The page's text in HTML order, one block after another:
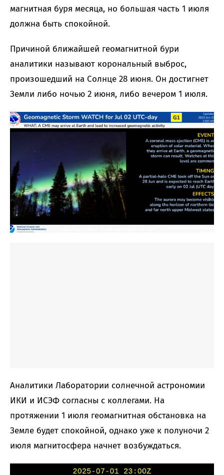
магнитная буря месяца, но большая часть 1 июля
должна быть спокойной.
Причиной ближайшей геомагнитной бури
аналитики называют корональный выброс,
произошедший на Солнце 28 июня. Он достигнет
Земли либо ночью 2 июня, либо вечером 1 июля.
Аналитики Лаборатории солнечной астрономии
ИКИ и ИСЭФ согласны с коллегами. На
протяжении 1 июля геомагнитная обстановка на
Земле будет спокойной, однако уже к полуночи 2
июля магнитосфера начнет возбуждаться.